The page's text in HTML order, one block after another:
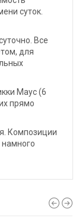
суток.
Все
для
Маус (6
прямо
Композиции